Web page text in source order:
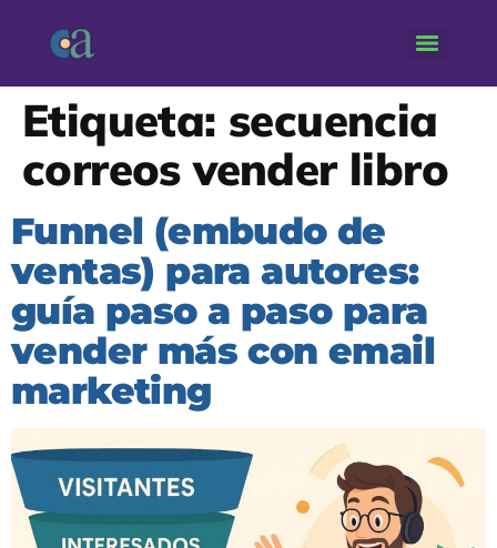
Etiqueta: secuencia
correos vender libro
Funnel (embudo de
ventas) para autores:
guía paso a paso para
vender más con email
marketing